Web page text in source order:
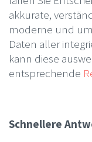
akkurate,
moderne und
Daten aller
kann diese
entsprechende
Schnellere